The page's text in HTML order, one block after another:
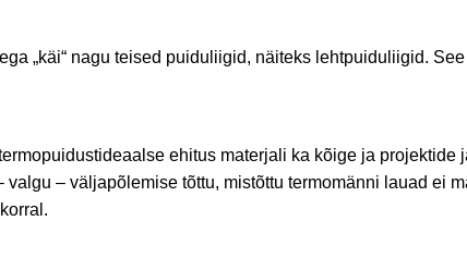
„käi“ nagu teised puiduliigid, näiteks lehtpuiduliigid.
ideaalse ehitus materjali ka kõige ja projektide
– väljapõlemise tõttu, mistõttu termomänni lauad ei